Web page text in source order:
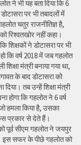
ने भी यह बता दिया कि 6
पर भी तबादलों में
चतुर राजनीतिज्ञ है,
रिश्वतखोर नहीं कहा।
शिक्षकों ने डोटासरा पर भी
कि वर्ष 2018 में जब गहलोत
मंत्री बनाया गया था,
के बाद डोटासरा को
तब उन्हें शिक्षा मंत्री
होगा कि गहलोत ने 6 वर्ष
हमला किया है, उसका
प्रकार से देते हैं।
पूर्व सीएम गहलोत ने जयपुर
सफर के पीछे गहलोत को